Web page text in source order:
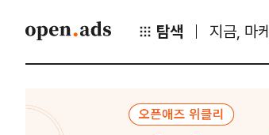
탐색 지금, 마